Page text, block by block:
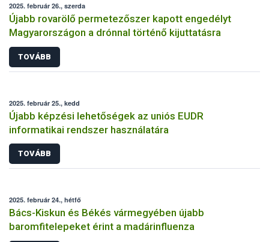
2025. február 26., szerda
Újabb rovarölő permetezőszer kapott engedélyt
Magyarországon a drónnal történő kijuttatásra
TOVÁBB
2025. február 25., kedd
Újabb képzési lehetőségek az uniós EUDR
informatikai rendszer használatára
TOVÁBB
2025. február 24., hétfő
Bács-Kiskun és Békés vármegyében újabb
baromfitelepeket érint a madárinfluenza